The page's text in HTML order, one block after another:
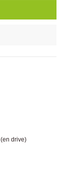
(en drive)